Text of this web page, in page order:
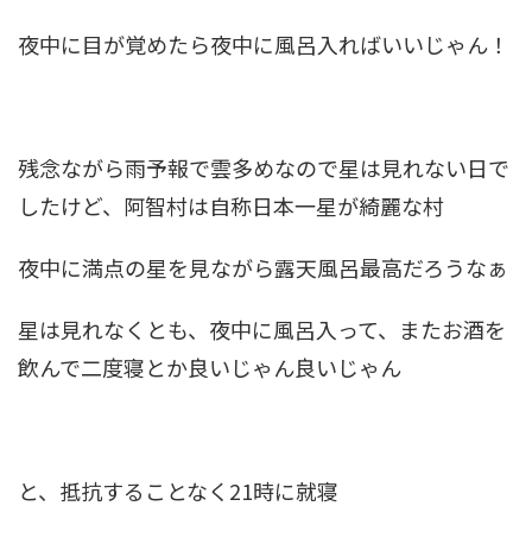
夜中に目が覚めたら夜中に風呂入ればいいじゃん！
残念ながら雨予報で雲多めなので星は見れない日で
したけど、阿智村は自称日本一星が綺麗な村
夜中に満点の星を見ながら露天風呂最高だろうなぁ
星は見れなくとも、夜中に風呂入って、またお酒を
飲んで二度寝とか良いじゃん良いじゃん
と、抵抗することなく21時に就寝